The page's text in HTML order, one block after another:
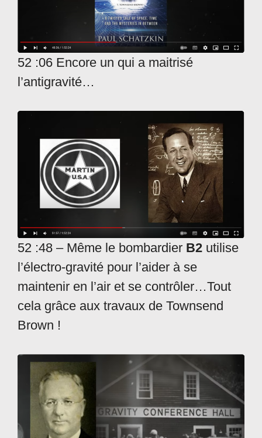
52 :06 Encore un qui a maitrisé
l’antigravité…
52 :48 – Même le bombardier B2 utilise
l’électro-gravité pour l’aider à se
maintenir en l’air et se contrôler…Tout
cela grâce aux travaux de Townsend
Brown !